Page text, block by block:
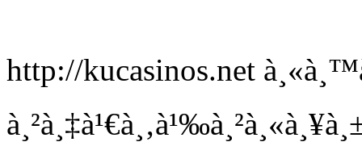
http://kucasinos.net